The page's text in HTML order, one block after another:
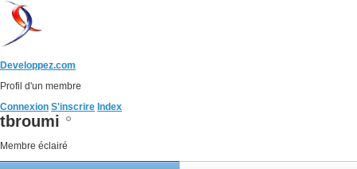
Developpez.com
Profil d'un membre
Connexion S'inscrire Index
tbroumi
Membre éclairé